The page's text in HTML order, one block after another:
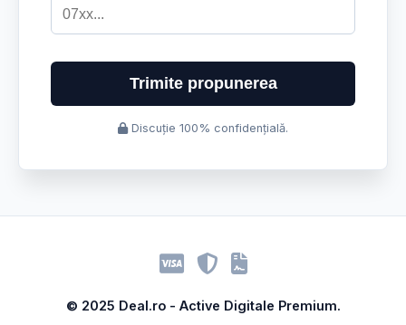
Trimite propunerea
Discuție 100% confidențială.
© 2025 Deal.ro - Active Digitale Premium.